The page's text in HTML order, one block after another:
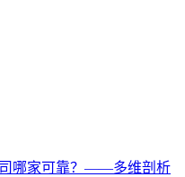
司哪家可靠？——多维剖析